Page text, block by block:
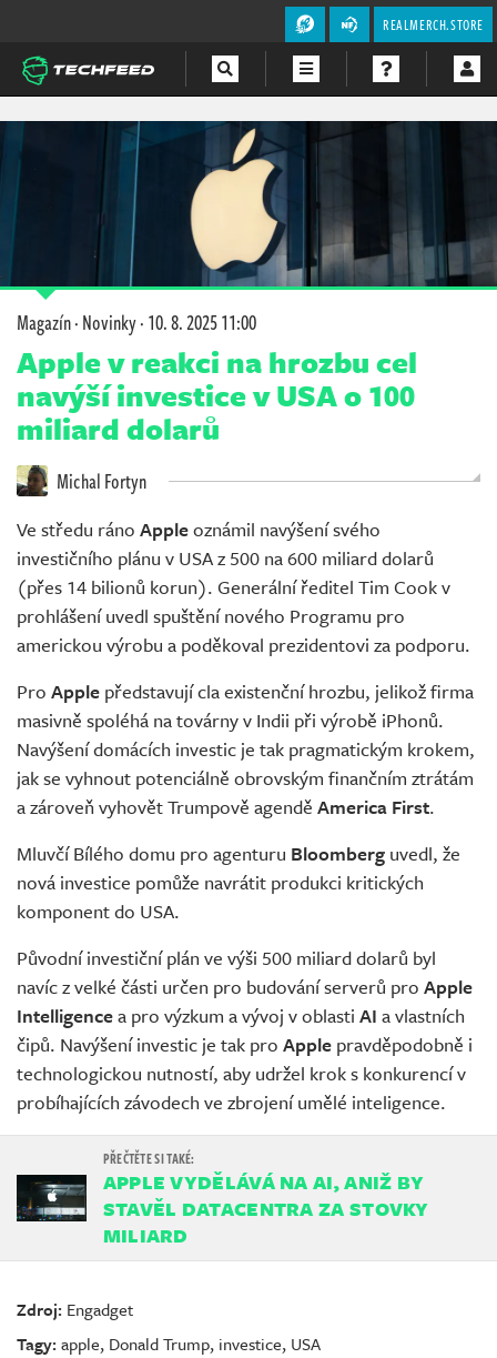
REALMERCH.STORE
Magazín·Novinky·10. 8. 2025 11:00
Apple v reakci na hrozbu cel
navýší investice v USA o 100
miliard dolarů
Michal Fortyn
Ve středu ráno Appleoznámil navýšení svého
investičního plánu v USA z 500 na 600 miliard dolarů
(přes 14 bilionů korun). Generální ředitel Tim Cook v
prohlášení uvedl spuštění nového Programu pro
americkou výrobu a poděkoval prezidentovi za podporu.
Pro Apple představují cla existenční hrozbu, jelikož firma
masivně spoléhá na továrny v Indii při výrobě iPhonů.
Navýšení domácích investic je tak pragmatickým krokem,
jak se vyhnout potenciálně obrovským finančním ztrátám
a zároveň vyhovět Trumpově agendě America First.
Mluvčí Bílého domu pro agenturu Bloomberg uvedl, že
nová investice pomůže navrátit produkci kritických
komponent do USA.
Původní investiční plán ve výši 500 miliard dolarů byl
navíc z velké části určen pro budování serverů pro Apple
Intelligencea pro výzkum a vývoj v oblasti AI a vlastních
čipů. Navýšení investic je tak pro Apple pravděpodobně i
technologickou nutností, aby udržel krok s konkurencí v
probíhajících závodech ve zbrojení umělé inteligence.
APPLE VYDĚLÁVÁ NA AI, ANIŽ BY
STAVĚL DATACENTRA ZA STOVKY
MILIARD
Zdroj: Engadget
Tagy:apple, Donald Trump, investice, USA